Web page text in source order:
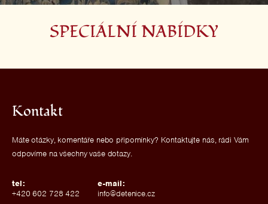
SPECIÁLNÍ NABÍDKY
Kontakt
Máte otázky, komentáře nebo připomínky? Kontaktujte nás, rádi Vám
odpovíme na všechny vaše dotazy.
tel:
+420 602 728 422
e-mail:
info@detenice.cz